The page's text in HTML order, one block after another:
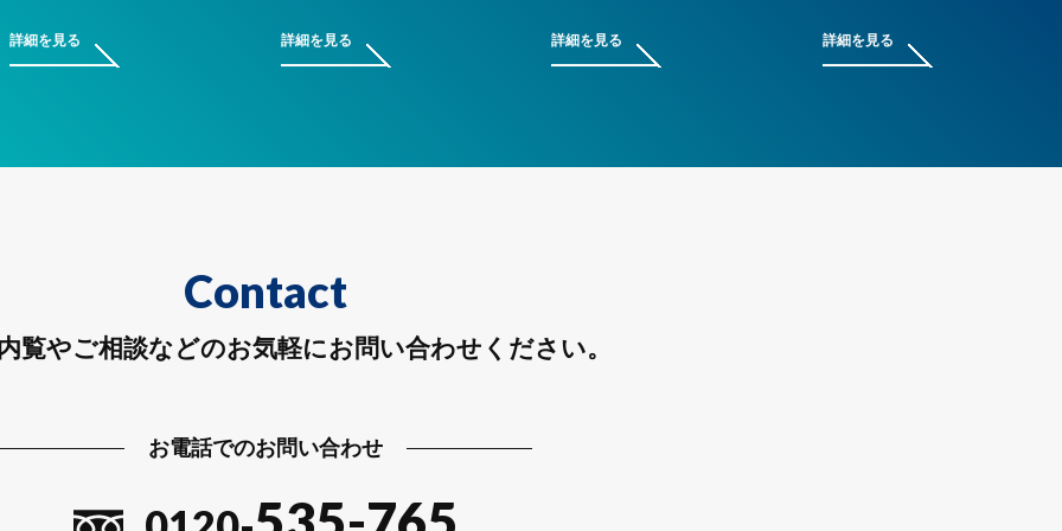
詳細を見る 詳細を見る 詳細を見る 詳細を見る
Contact
覧やご相談などのお気軽にお問い合わせください。
お電話でのお問い合わせ